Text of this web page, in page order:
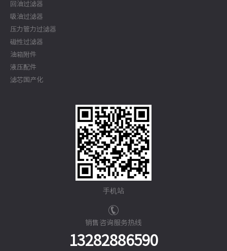
回油过滤器
吸油过滤器
压力管力过滤器
磁性过滤器
油箱附件
液压配件
滤芯国产化
手机站
销售咨询服务热线
13282886590